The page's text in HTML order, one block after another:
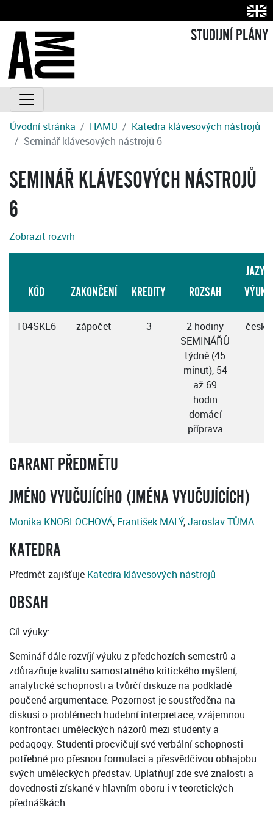
STUDIJNÍ PLÁNY
Úvodní stránka HAMU
Katedra klávesových nástrojů
Seminář klávesových nástrojů 6
SEMINÁŘ KLÁVESOVÝCH NÁSTROJŮ
6
Zobrazit rozvrh
KÓD ZAKONČENÍ KREDITY ROZSAH
JAZYK
VÝUKY
104SKL6 zápočet 3
2 hodiny
SEMINÁŘŮ
týdně (45
minut), 54
až 69
hodin
domácí
příprava
česky
GARANT PŘEDMĚTU
JMÉNO VYUČUJÍCÍHO (JMÉNA VYUČUJÍCÍCH)
Monika KNOBLOCHOVÁ, František MALÝ,Jaroslav TŮMA
KATEDRA
Předmět zajišťuje Katedra klávesových nástrojů
OBSAH
Cíl výuky:
Seminář dále rozvíjí výuku z předchozích semestrů a
zdůrazňuje kvalitu samostatného kritického myšlení,
analytické schopnosti a tvůrčí diskuze na podkladě
poučené argumentace. Pozornost je soustředěna na
diskusi o problémech hudební interpretace, vzájemnou
konfrontaci uměleckých názorů mezi studenty a
pedagogy. Studenti procvičují své verbální schopnosti
potřebné pro přesnou formulaci a přesvědčivou obhajobu
svých uměleckých představ. Uplatňují zde své znalosti a
dovednosti získané v hlavním oboru i v teoretických
přednáškách.